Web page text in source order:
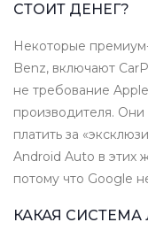
СТОИТ ДЕНЕГ?
Некоторые
Benz, включают
не требование
производителя. Они
платить за
Android Auto в этих
потому что Google
КАКАЯ